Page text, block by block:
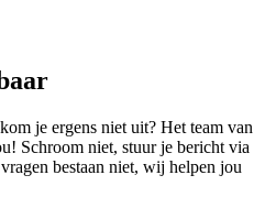
je ergens niet uit? Het team van
Schroom niet, stuur je bericht via
bestaan niet, wij helpen jou